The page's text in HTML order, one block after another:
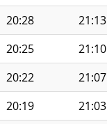
20:28 21:13
20:25 21:10
20:22 21:07
20:19 21:03